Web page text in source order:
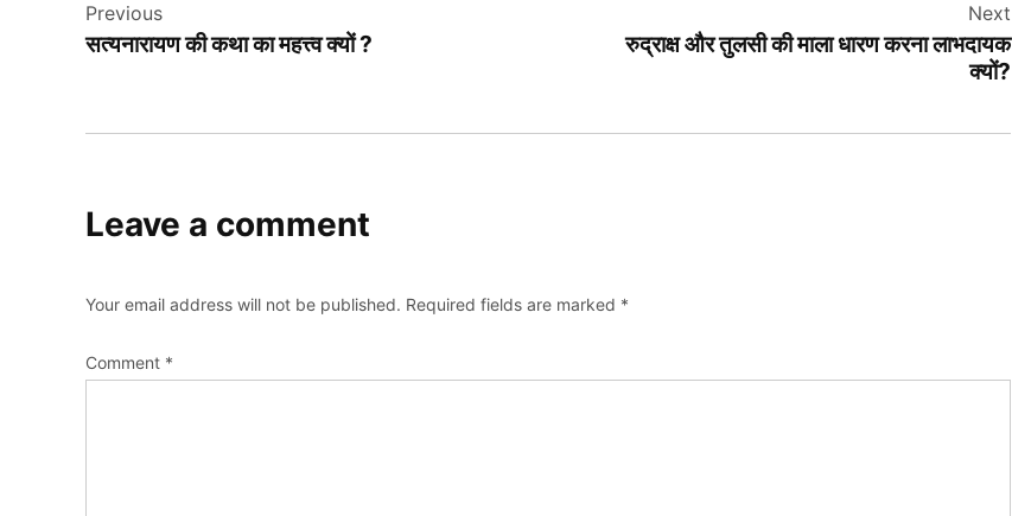
navigation
Previous
सत्यनारायण की कथा का महत्त्व क्यों ?
Next
रुद्राक्ष और तुलसी की माला धारण करना लाभदायक
क्यों?
Leave a comment
Your email address will not be published. Required fields are marked *
Comment *